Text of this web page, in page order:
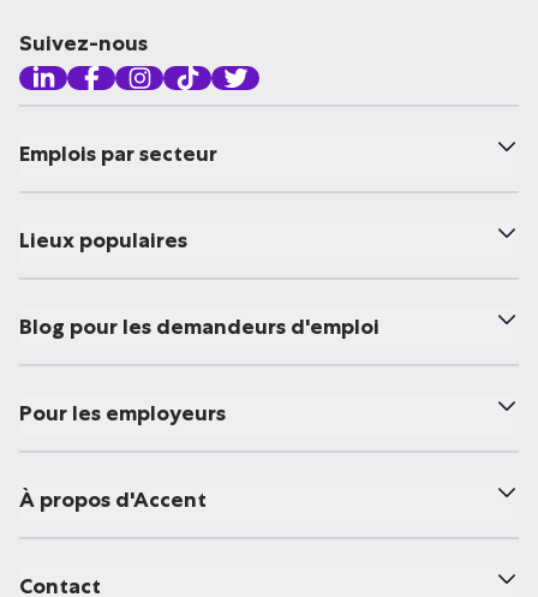
Suivez-nous
Emplois par secteur
Lieux populaires
Blog pour les demandeurs d'emploi
Pour les employeurs
À propos d'Accent
Contact